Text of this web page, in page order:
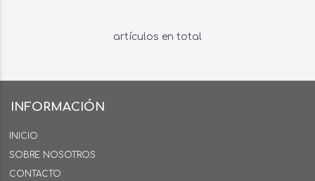
artículos en total
INFORMACIÓN
INICIO
SOBRE NOSOTROS
CONTACTO